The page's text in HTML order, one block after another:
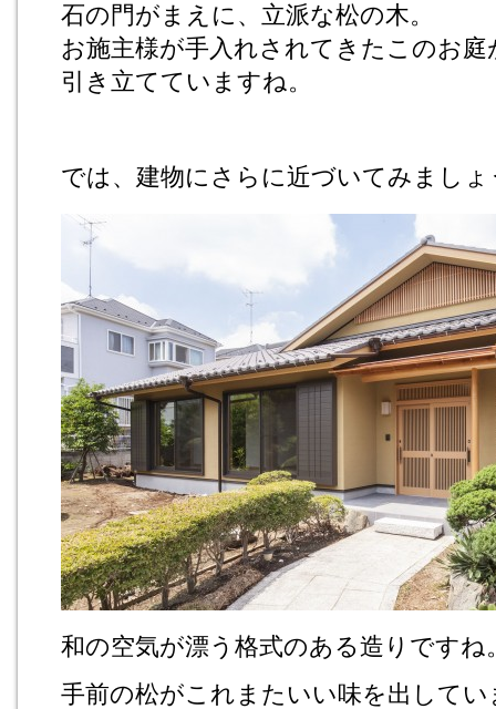
石の門がまえに、立派な松の木。
お施主様が手入れされてきたこのお
引き立てていますね。
では、建物にさらに近づいてみましょ
和の空気が漂う格式のある造りですね
手前の松がこれまたいい味を出してい